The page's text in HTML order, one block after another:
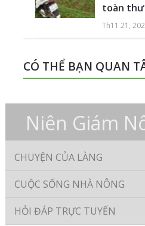
toàn thư
Th11 21,
CÓ THỂ BẠN QUAN
Niên Giám
CHUYỆN CỦA LÀNG
CUỘC SỐNG NHÀ NÔNG
HỎI ĐÁP TRỰC TUYẾN